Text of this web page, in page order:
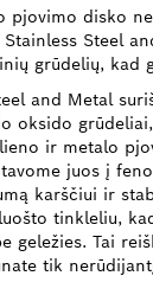
pjovimo disko
Stainless Steel
grūdelių, kad
and Metal
oksido
ir metalo
juos į
karščiui ir
tinkleliu,
geležies. Tai
tik